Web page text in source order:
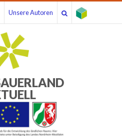
Unsere Autoren